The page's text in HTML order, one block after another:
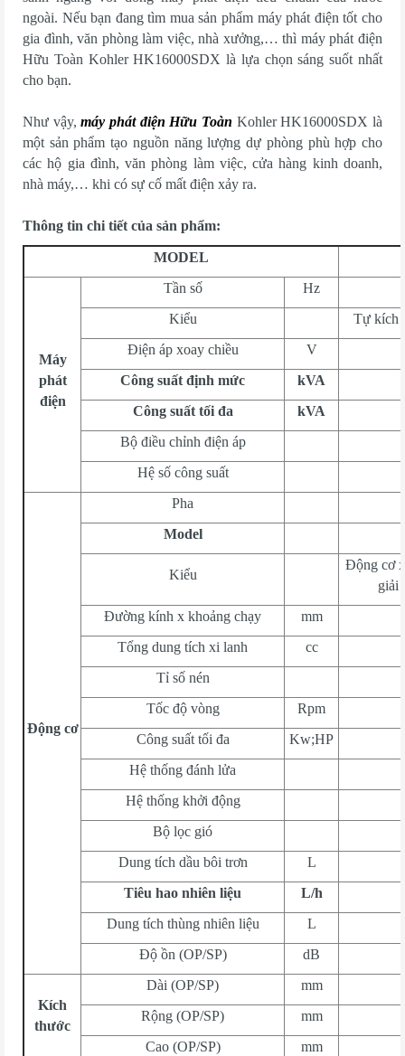
ngoài. Nếu bạn đang tìm mua sản phẩm máy phát điện tốt cho
gia đình, văn phòng làm việc, nhà xưởng,… thì máy phát điện
Hữu Toàn Kohler HK16000SDX là lựa chọn sáng suốt nhất
cho bạn.
Như vậy,máy phát điện Hữu Toàn Kohler HK16000SDX là
một sản phẩm tạo nguồn năng lượng dự phòng phù hợp cho
các hộ gia đình, văn phòng làm việc, cửa hàng kinh doanh,
nhà máy,… khi có sự cố mất điện xảy ra.
Thông tin chi tiết của sản phẩm:
MODEL
Máy
phát
điện
Tần số
Hz
Kiểu
Tự kích
Điện áp xoay chiều
V
Công suất định mức
kVA
Công suất tối đa
kVA
Bộ điều chỉnh điện áp
Hệ số công suất
Động cơ
Pha
Model
Kiểu
Động cơ
giải
Đường kính x khoảng chạy
mm
Tổng dung tích xi lanh
cc
Tỉ số nén
Tốc độ vòng
Rpm
Công suất tối đa
Kw;HP
Hệ thống đánh lửa
Hệ thống khởi động
Bộ lọc gió
Dung tích dầu bôi trơn
L
Tiêu hao nhiên liệu
L/h
Dung tích thùng nhiên liệu
L
Độ ồn (OP/SP)
dB
Kích
thước
Dài (OP/SP)
mm
Rộng (OP/SP)
mm
Cao (OP/SP)
mm